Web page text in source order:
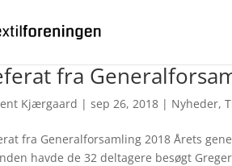
fra
Kjærgaard |sep 26, 2018 | Nyheder,
fra Generalforsamling 2018 Årets
havde de 32 deltagere besøgt